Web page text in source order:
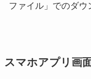
ファイル」でのダウ
スマホアプリ画